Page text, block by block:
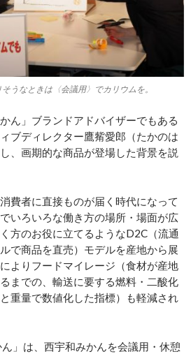
うなときは〈会議用〉でカリウムを。
かん」ブランドアドバイザーでもある
ブディレクター鷹觜愛郎（たかのは
、 画期的な商品が登場した背景を説
費者に直接ものが届く時代になって
いろいろな働き方の場所・場面が広
方のお役に立てるようなD2C（流通
で商品を直売）モデルを産地から展
よりフードマイレージ（食材が産地
までの、 輸送に要する燃料 ・ 二酸化
と重量で数値化した指標）
も軽減され
ん」は、西宇和みかんを会議用・休憩